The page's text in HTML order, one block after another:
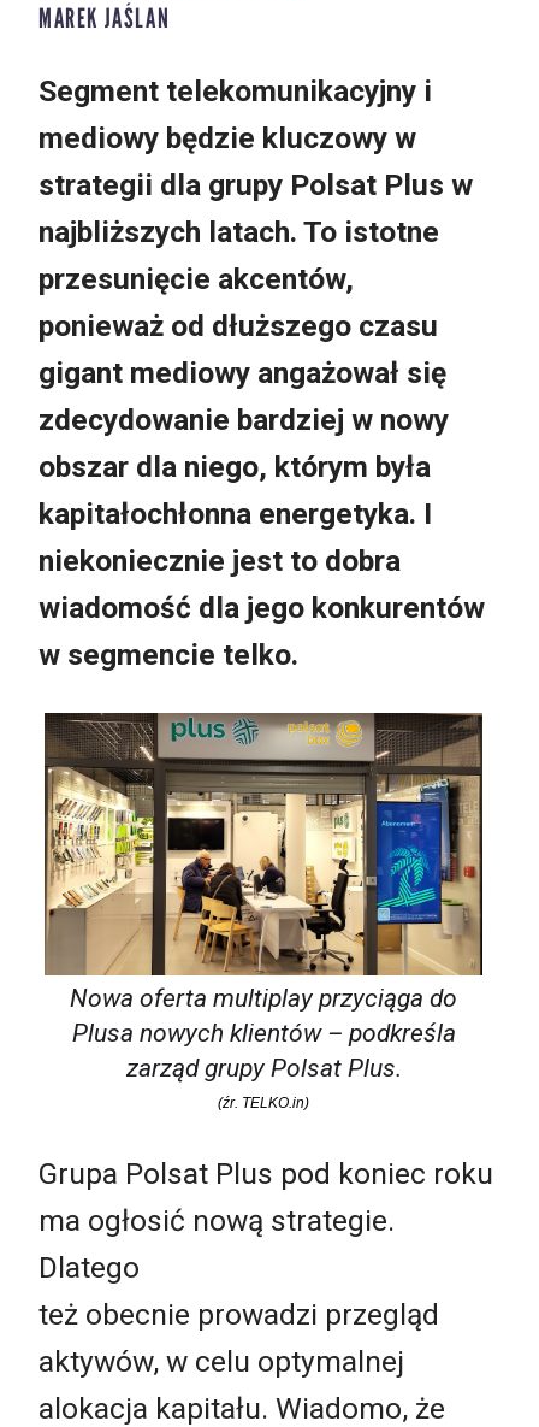
MAREK JAŚLAN
Segment telekomunikacyjny i
mediowy będzie kluczowy w
strategii dla grupy Polsat Plus w
najbliższych latach. To istotne
przesunięcie akcentów,
ponieważ od dłuższego czasu
gigant mediowy angażował się
zdecydowanie bardziej w nowy
obszar dla niego, którym była
kapitałochłonna energetyka. I
niekoniecznie jest to dobra
wiadomość dla jego konkurentów
w segmencie telko.
Nowa oferta multiplay przyciąga do
Plusa nowych klientów – podkreśla
zarząd grupy Polsat Plus.
(źr. TELKO.in)
Grupa Polsat Plus pod koniec roku
ma ogłosić nową strategie.
Dlatego
też obecnie prowadzi przegląd
aktywów, w celu optymalnej
alokacja kapitału. Wiadomo, że